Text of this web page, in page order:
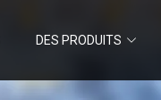
DES PRODUITS